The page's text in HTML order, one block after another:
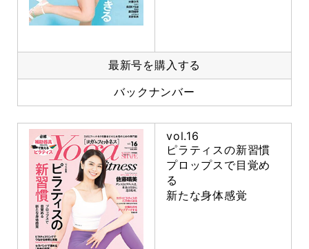
最新号を購入する
バックナンバー
vol.16
ピラティスの新習慣
プロップスで目覚め
る
新たな身体感覚